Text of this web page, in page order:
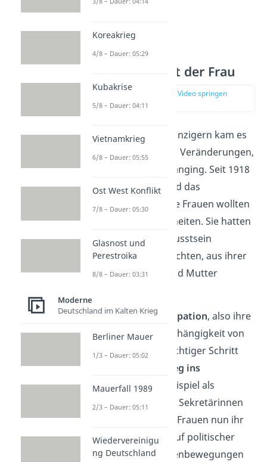
Zunehmende
Unabhängigkeit der Frau
zur Stelle im Video springen
(03:36)
In den Goldenen Zwanzigern kam es
außerdem zu großen Veränderungen,
anging. Seit 1918
gab es in Deutschland das
Frauenwahlrecht
. Die Frauen wollten
allerdings mehr Freiheiten. Sie hatten
ein neues Selbstbewusstsein
entwickelt und versuchten, aus ihrer
Rolle als Hausfrau und Mutter
Sie fordertenEmanzipation, also ihre
Befreiung aus der Abhängigkeit von
den Männern. Ein wichtiger Schritt
Einstieg ins
Berufsleben. Zum Beispiel als
Verkäuferinnen oder Sekretärinnen
verdienten moderne Frauen nun ihr
eigenes Geld. Auch auf politischer
Ebene konnten Frauenbewegungen
Koreakrieg
4/8 – Dauer: 05:29
Kubakrise
5/8 – Dauer: 04:11
Vietnamkrieg
6/8 – Dauer: 05:55
Ost West Konflikt
7/8 – Dauer: 05:30
Glasnost und
Perestroika
8/8 – Dauer: 03:31
Moderne
Deutschland im Kalten Krieg
Berliner Mauer
1/3 – Dauer: 05:02
Mauerfall 1989
2/3 – Dauer: 05:11
Wiedervereinigu
ng Deutschland